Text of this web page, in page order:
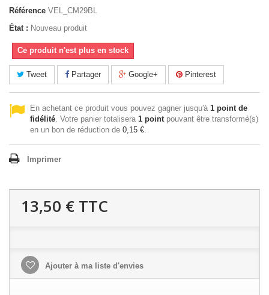
Référence VEL_CM29BL
État : Nouveau produit
Ce produit n'est plus en stock
Tweet Partager Google+ Pinterest
En achetant ce produit vous pouvez gagner jusqu'à 1 point de
fidélité. Votre panier totalisera 1 pointpouvant être transformé(s)
en un bon de réduction de 0,15 €.
Imprimer
13,50 € TTC
Ajouter à ma liste d'envies